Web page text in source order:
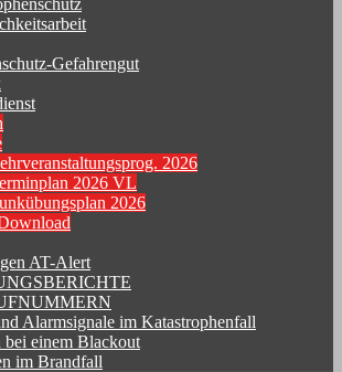
Gefahrengut
2026
2026 VL
2026
AT-Alert
Alarmsignale im Katastrophenfall
bei einem Blackout
im Brandfall